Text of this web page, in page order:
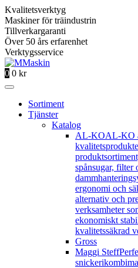
Kvalitetsverktyg
Maskiner för träindustrin
Tillverkargaranti
Över 50 års erfarenhet
Verktygsservice
0 0 kr
Sortiment
Tjänster
Katalog
AL-KOAL-KO
spånsugar, filter
ergonomi och
alternativ och
verksamheter
ekonomiskt
kvalitetssäkrad
Gross
Maggi Steff